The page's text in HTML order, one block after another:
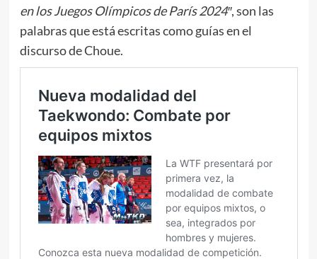
en los Juegos Olímpicos de París 2024″, son las
palabras que está escritas como guías en el
discurso de Choue.